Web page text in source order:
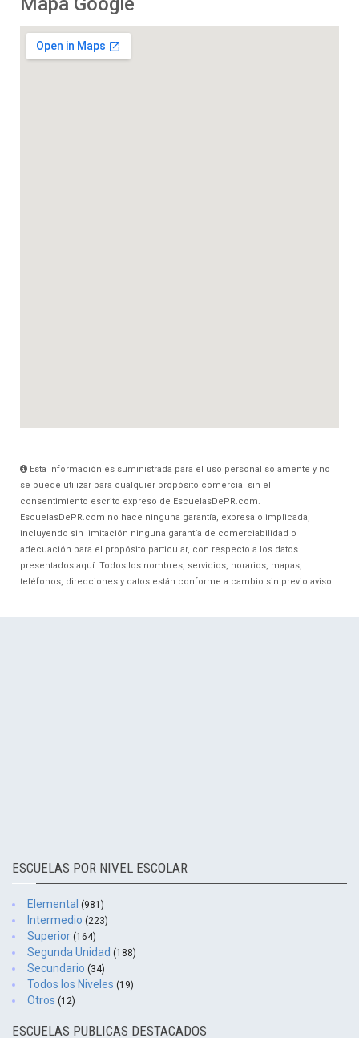
Esta información es suministrada para el uso personal solamente y no
se puede utilizar para cualquier propósito comercial sin el
consentimiento escrito expreso de EscuelasDePR.com.
EscuelasDePR.com no hace ninguna garantía, expresa o implicada,
incluyendo sin limitación ninguna garantía de comerciabilidad o
adecuación para el propósito particular, con respecto a los datos
presentados aquí. Todos los nombres, servicios, horarios, mapas,
teléfonos, direcciones y datos están conforme a cambio sin previo aviso.
ESCUELAS POR NIVEL ESCOLAR
Elemental (981)
Intermedio (223)
Superior (164)
Segunda Unidad (188)
Secundario (34)
Todos los Niveles (19)
Otros (12)
ESCUELAS PUBLICAS DESTACADOS